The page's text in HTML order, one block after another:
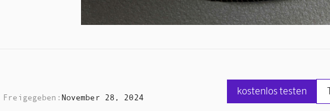
Freigegeben: November 28, 2024
kostenlos testen